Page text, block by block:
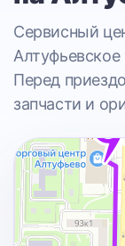
Сервисный
Перед
запчасти и